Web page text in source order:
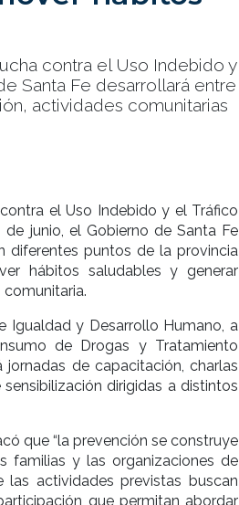
contra el Uso Indebido y
Santa Fe desarrollará entre
actividades comunitarias
el Uso Indebido y el Tráfico
junio, el Gobierno de Santa Fe
diferentes puntos de la provincia
hábitos saludables y generar
Igualdad y Desarrollo Humano, a
de Drogas y Tratamiento
de capacitación, charlas
dirigidas a distintos
que “la prevención se construye
familias y las organizaciones de
las actividades previstas buscan
que permitan abordar